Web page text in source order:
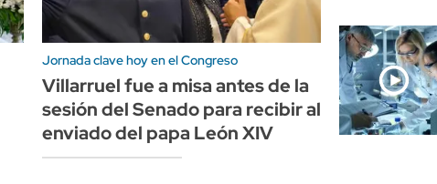
Jornada clave hoy en el Congreso
Villarruel fue a misa antes de la
sesión del Senado para recibir al
enviado del papa León XIV